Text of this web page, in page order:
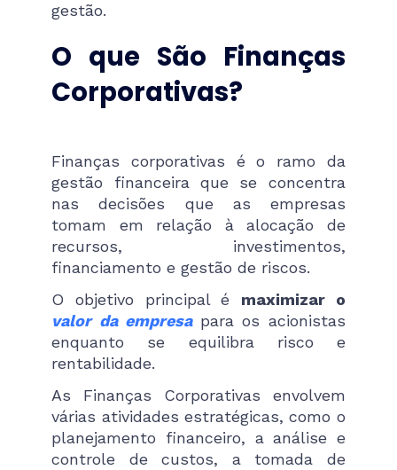
gestão.
O que São Finanças
Corporativas?
Finanças corporativas é o ramo da
gestão financeira que se concentra
nas decisões que as empresas
tomam em relação à alocação de
recursos, investimentos,
financiamento e gestão de riscos.
O objetivo principal é maximizar o
valor da empresapara os acionistas
enquanto se equilibra risco e
rentabilidade.
As Finanças Corporativas envolvem
várias atividades estratégicas, como o
planejamento financeiro, a análise e
controle de custos, a tomada de